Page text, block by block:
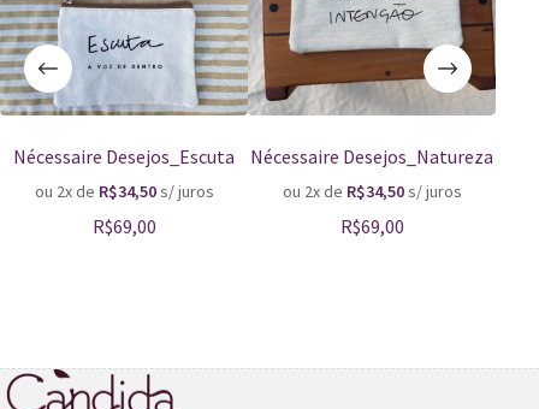
Nécessaire Desejos_Escuta
ou 2x de R$34,50s/ juros
R$69,00
Nécessaire Desejos_Natureza
ou 2x de R$34,50s/ juros
R$69,00